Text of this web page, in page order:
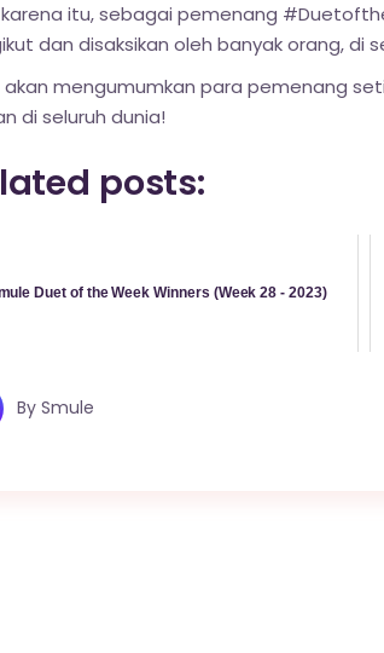
itu, sebagai pemenang
dan disaksikan oleh banyak orang, di
akan mengumumkan para pemenang
di seluruh dunia!
posts:
Duet of the Week Winners (Week 28 - 2023)
By Smule